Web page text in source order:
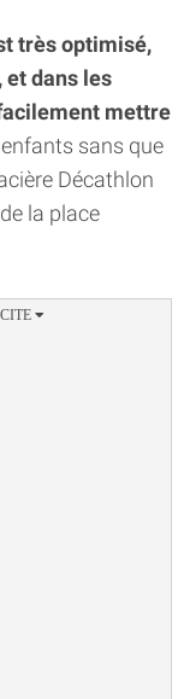
très optimisé,
et dans les
mettre
sans que
Décathlon
la place